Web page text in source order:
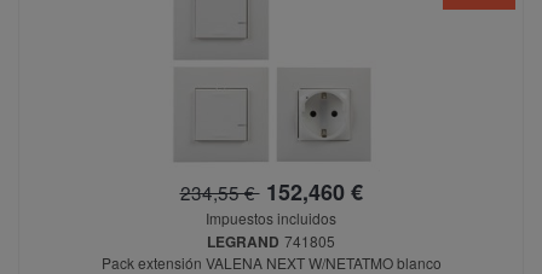
234,55 €152,460 €
Impuestos incluidos
LEGRAND 741805
Pack extensión VALENA NEXT W/NETATMO blanco